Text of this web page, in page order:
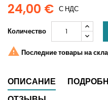
24,00 € С НДС
Количество
 Последние товары на
ОПИСАНИЕ